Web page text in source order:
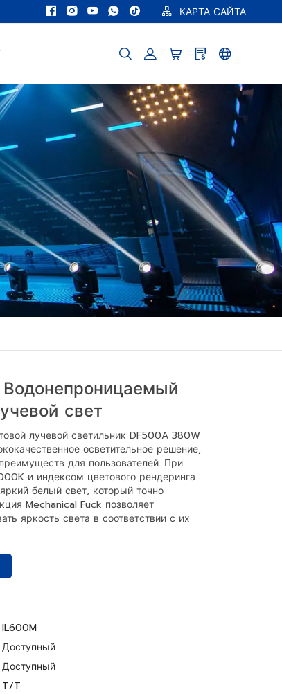
КАРТА САЙТА
свет
лучевой светильник DF500A 380W
осветительное решение,
для пользователей. При
и индексом цветового рендеринга
белый свет, который точно
Mechanical Fuck позволяет
яркость света в соответствии с их
IL600M
Доступный
Доступный
T/T